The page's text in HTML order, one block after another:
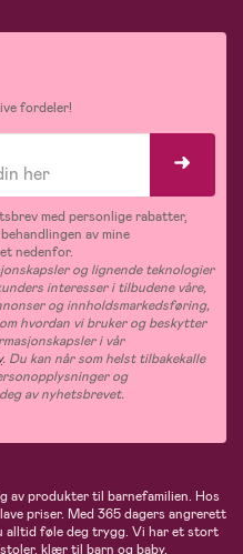
fordeler!
med personlige rabatter,
av mine
nedenfor.
og lignende teknologier
interesser i tilbudene våre,
og innholdsmarkedsføring,
hvordan vi bruker og beskytter
i vår
. Du kan når som helst tilbakekalle
og
av nyhetsbrevet.
av produkter til barnefamilien. Hos
priser. Med 365 dagers angrerett
alltid føle deg trygg. Vi har et stort
klær til barn og baby,